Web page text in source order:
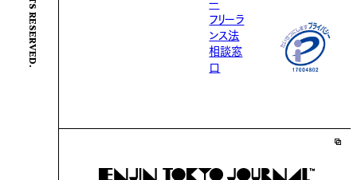
フリーラ
ンス法
相談窓
口